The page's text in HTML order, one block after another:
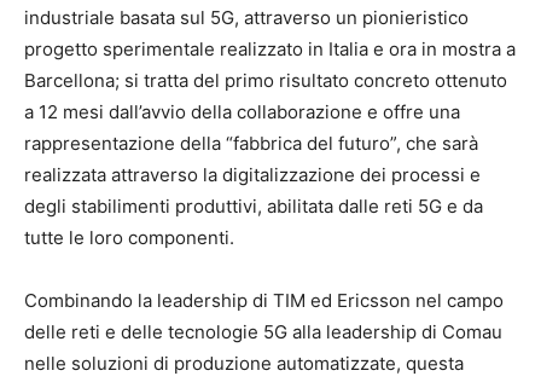
industriale basata sul 5G, attraverso un pionieristico
progetto sperimentale realizzato in Italia e ora in mostra a
Barcellona; si tratta del primo risultato concreto ottenuto
a 12 mesi dall’avvio della collaborazione e offre una
rappresentazione della “fabbrica del futuro”, che sarà
realizzata attraverso la digitalizzazione dei processi e
degli stabilimenti produttivi, abilitata dalle reti 5G e da
tutte le loro componenti.
Combinando la leadership di TIM ed Ericsson nel campo
delle reti e delle tecnologie 5G alla leadership di Comau
nelle soluzioni di produzione automatizzate, questa